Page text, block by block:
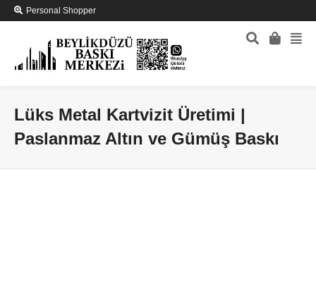
Personal Shopper
Lüks Metal Kartvizit Üretimi |
Paslanmaz Altın ve Gümüş Baskı